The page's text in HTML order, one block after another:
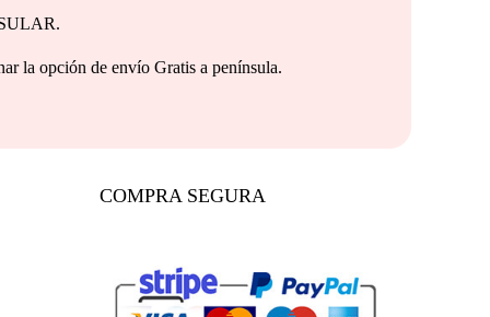
envío Gratis a península.
COMPRA SEGURA